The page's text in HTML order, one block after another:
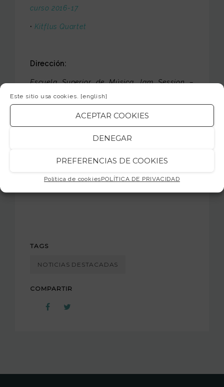
Este sitio usa cookies. [english]
ACEPTAR COOKIES
DENEGAR
PREFERENCIAS DE COOKIES
Política de cookiesPOLÍTICA DE PRIVACIDAD
curso 2016-17
· Kitflus Quartet
Dirección:
Escuela Superior de Música Jam Session –
Barcelona. Acceso por
calle Amposta).
Os esperamos!
jamsession.cat
TAGS
NOTICIAS DESTACADAS
COMPARTIR